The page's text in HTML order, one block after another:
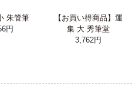
朱管筆
円
【お買い得商品】運
集 大 秀筆堂
3,762円